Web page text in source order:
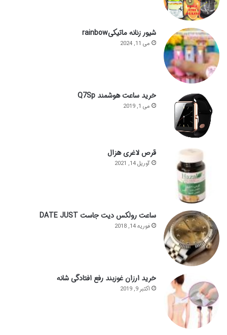
شیور زنانه ماتیکیrainbow
می 11, 2024
خرید ساعت هوشمند Q7Sp
می 1, 2019
قرص لاغری هزال
آوریل 14, 2021
ساعت رولکس دیت جاست DATE JUST
فوریه 14, 2018
خرید ارزان غوزبند رفع افتادگی شانه
اکتبر 9, 2019